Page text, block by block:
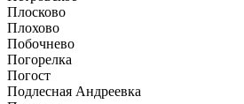
Плосково
Плохово
Побочнево
Погорелка
Погост
Подлесная Андреевка